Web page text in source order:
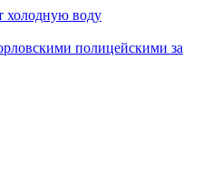
холодную воду
полицейскими за